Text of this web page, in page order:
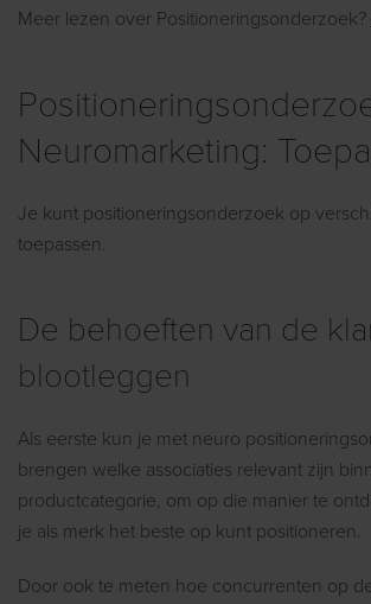
Meer lezen over Positioneringsonderzoek?
Neuromarketing:
Je kunt positioneringsonderzoek op
toepassen.
De behoeften van de
blootleggen
Als eerste kun je met neuro
brengen welke associaties relevant zijn
productcategorie, om op die manier te
je als merk het beste op kunt positioneren.
Door ook te meten hoe concurrenten op